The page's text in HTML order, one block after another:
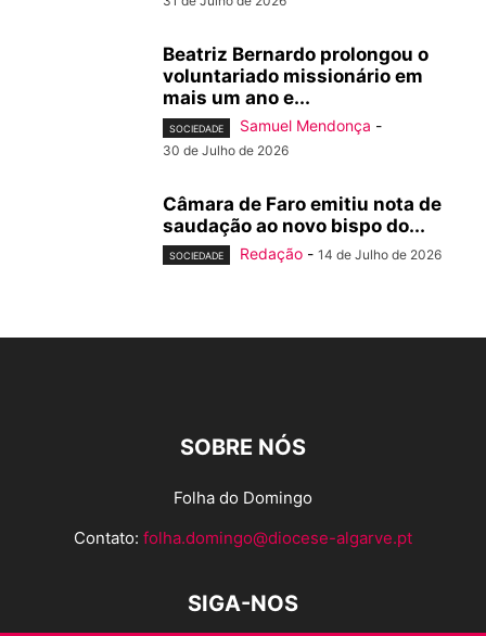
Beatriz Bernardo prolongou o
voluntariado missionário em
mais um ano e...
SOCIEDADE Samuel Mendonça -
30 de Julho de 2026
Câmara de Faro emitiu nota de
saudação ao novo bispo do...
SOCIEDADE Redação - 14 de Julho de 2026
SOBRE NÓS
Folha do Domingo
Contato: folha.domingo@diocese-algarve.pt
SIGA-NOS